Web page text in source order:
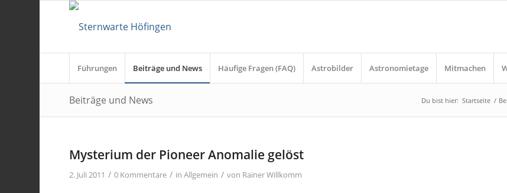
Führungen Beiträge und News Häufige Fragen (FAQ) Astrobilder Astronomietage Mitmachen
Beiträge und News Du bist hier: Startseite /
Mysterium der Pioneer Anomalie gelöst
2. Juli 2011 / 0 Kommentare / inAllgemein / von Rainer Willkomm